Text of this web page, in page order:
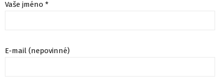
Vaše jméno *
E-mail (nepovinné)